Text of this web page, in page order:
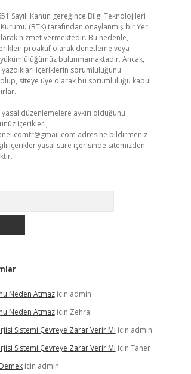
Sayılı Kanun gereğince Bilgi Teknolojileri
(BTK) tarafından onaylanmış bir Yer
hizmet vermektedir. Bu nedenle,
proaktif olarak denetleme veya
bulunmamaktadır. Ancak,
içeriklerin sorumluluğunu
siteye üye olarak bu sorumluluğu kabul
düzenlemelere aykırı olduğunu
içerikleri,
adresine bildirmeniz
içerikler yasal süre içerisinde sitemizden
Neden Atmaziçin admin
Neden Atmaziçin Zehra
Sistemi Çevreye Zarar Verir Mi için admin
Sistemi Çevreye Zarar Verir Mi için Taner
için admin